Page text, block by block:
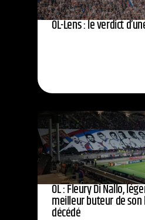
OL-Lens : le verdict
OL : Fleury Di Nallo,
meilleur buteur de
décédé